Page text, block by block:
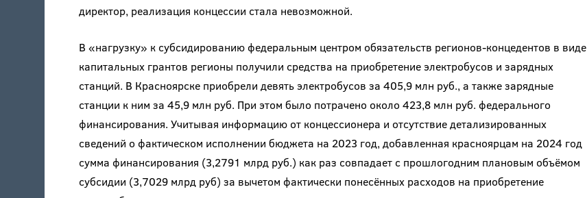
директор, реализация концессии стала невозможной.
В «нагрузку» к субсидированию федеральным центром обязательств регионов-концедентов в виде
капитальных грантов регионы получили средства на приобретение электробусов и зарядных
станций. В Красноярске приобрели девять электробусов за 405,9 млн руб., а также зарядные
станции к ним за 45,9 млн руб. При этом было потрачено около 423,8 млн руб. федерального
финансирования. Учитывая информацию от концессионера и отсутствие детализированных
сведений о фактическом исполнении бюджета на 2023 год, добавленная красноярцам на 2024 год
сумма финансирования (3,2791 млрд руб.) как раз совпадает с прошлогодним плановым объёмом
субсидии (3,7029 млрд руб) за вычетом фактически понесённых расходов на приобретение